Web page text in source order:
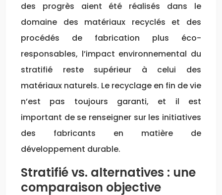
des progrès aient été réalisés dans le
domaine des matériaux recyclés et des
procédés de fabrication plus éco-
responsables, l’impact environnemental du
stratifié reste supérieur à celui des
matériaux naturels. Le recyclage en fin de vie
n’est pas toujours garanti, et il est
important de se renseigner sur les initiatives
des fabricants en matière de
développement durable.
Stratifié vs. alternatives : une
comparaison objective